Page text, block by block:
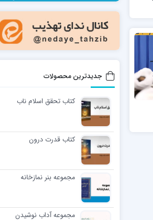
مدرسه فقهی تخصصی امام رضا علیه السلام
صالحیه (مکتب الصادق ع) کازرون
مدرسه امام کاظم علیه السلام
مدرسه آخوند (ره) همدان
جدیدترین محصولات
کتاب تحقق اسلام ناب
کتاب قدرت درون
مجموعه بنر نمازخانه
مجموعه آداب نوشیدن